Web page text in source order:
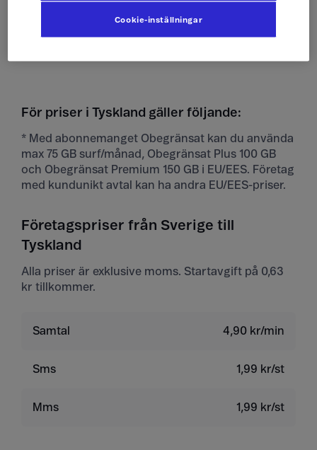
För priser i Tyskland gäller följande:
* Med abonnemanget Obegränsat kan du använda
max 75 GB surf/månad, Obegränsat Plus 100 GB
och Obegränsat Premium 150 GB i EU/EES. Företag
med kundunikt avtal kan ha andra EU/EES-priser.
Företagspriser från Sverige till
Tyskland
Alla priser är exklusive moms. Startavgift på 0,63
kr tillkommer.
Samtal 4,90 kr/min
Sms 1,99 kr/st
Mms 1,99 kr/st
Cookie-inställningar